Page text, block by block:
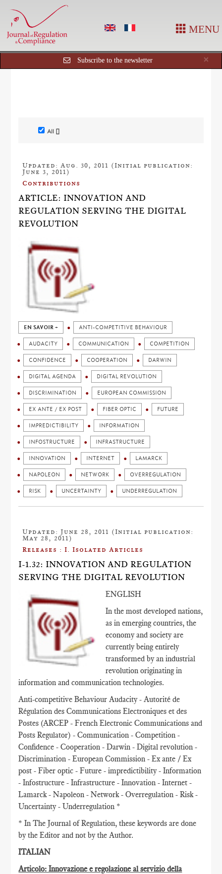
MENU
×
Subscribe to the newsletter
All []
Updated: Aug. 30, 2011 (Initial publication:
June 3, 2011)
Contributions
ARTICLE: INNOVATION AND
REGULATION SERVING THE DIGITAL
REVOLUTION
EN SAVOIR + ANTI-COMPETITIVE BEHAVIOUR
AUDACITY COMMUNICATION COMPETITION
CONFIDENCE COOPERATION DARWIN
DIGITAL AGENDA DIGITAL REVOLUTION
DISCRIMINATION EUROPEAN COMMISSION
EX ANTE / EX POST FIBER OPTIC FUTURE
IMPREDICTIBILITY INFORMATION
INFOSTRUCTURE INFRASTRUCTURE
INNOVATION INTERNET LAMARCK
NAPOLEON NETWORK OVERREGULATION
RISK UNCERTAINTY UNDERREGULATION
Updated: June 28, 2011 (Initial publication:
May 28, 2011)
Releases : I. Isolated Articles
I-1.32: INNOVATION AND REGULATION
SERVING THE DIGITAL REVOLUTION
ENGLISH
In the most developed nations,
as in emerging countries, the
economy and society are
currently being entirely
transformed by an industrial
revolution originating in
information and communication technologies.
Anti-competitive Behaviour Audacity - Autorité de
Régulation des Communications Electroniques et des
Postes (ARCEP - French Electronic Communications and
Posts Regulator) - Communication - Competition -
Confidence - Cooperation - Darwin - Digital revolution -
Discrimination - European Commission - Ex ante / Ex
post - Fiber optic - Future - impredictibility - Information
- Infostructure - Infrastructure - Innovation - Internet -
Lamarck - Napoleon - Network - Overregulation - Risk -
Uncertainty - Underregulation *
* In The Journal of Regulation, these keywords are done
by the Editor and not by the Author.
ITALIAN
Articolo: Innovazione e regolazione al servizio della